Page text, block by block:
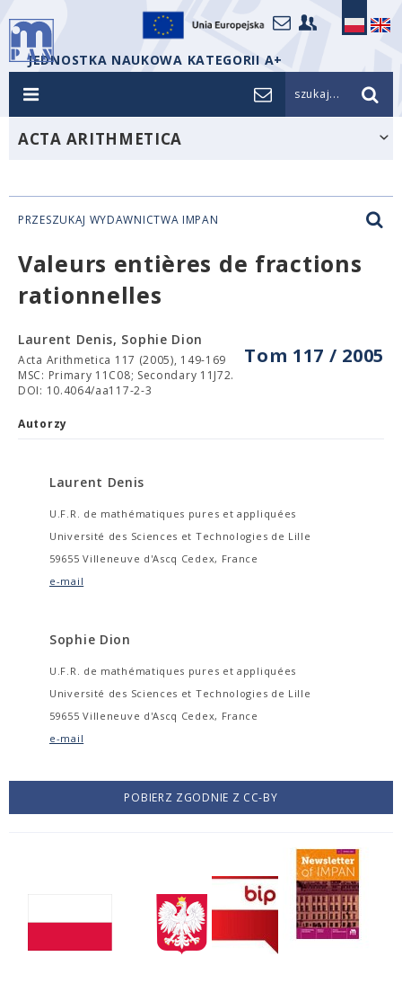
JEDNOSTKA NAUKOWA KATEGORII A+
szukaj...
ACTA ARITHMETICA
PRZESZUKAJ WYDAWNICTWA IMPAN
Valeurs entières de fractions
rationnelles
Tom 117 / 2005
Laurent Denis, Sophie Dion
Acta Arithmetica 117 (2005), 149-169
MSC: Primary 11C08; Secondary 11J72.
DOI: 10.4064/aa117-2-3
Autorzy
Laurent Denis
U.F.R. de mathématiques pures et appliquées
Université des Sciences et Technologies de Lille
59655 Villeneuve d'Ascq Cedex, France
e-mail
Sophie Dion
U.F.R. de mathématiques pures et appliquées
Université des Sciences et Technologies de Lille
59655 Villeneuve d'Ascq Cedex, France
e-mail
POBIERZ ZGODNIE Z CC-BY